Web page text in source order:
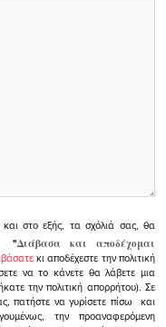
στο εξής, τα σχόλιά σας, θα
"Διάβασα και αποδέχομαι
κι αποδέχεστε την πολιτική
να το κάνετε θα λάβετε μια
την πολιτική απορρήτου). Σε
πατήστε να γυρίσετε πίσω και
την προαναφερόμενη